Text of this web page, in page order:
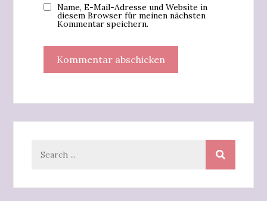
Name, E-Mail-Adresse und Website in
diesem Browser für meinen nächsten
Kommentar speichern.